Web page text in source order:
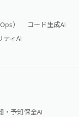
）
コード生成AI
ティAI
・予知保全AI